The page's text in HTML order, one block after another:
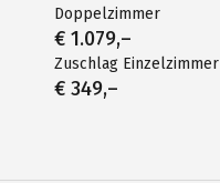
Doppelzimmer
€ 1.079,–
Zuschlag Einzelzimmer
€ 349,–